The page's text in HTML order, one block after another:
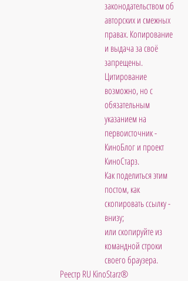
законодательством об
авторских и смежных
правах. Копирование
и выдача за своё
запрещены.
Цитирование
возможно, но с
обязательным
указанием на
первоисточник -
КиноБлог и проект
КиноСтарз.
Как поделиться этим
постом, как
скопировать ссылку -
внизу;
или скопируйте из
командной строки
своего браузера.
Реестр RU KinoStarz®